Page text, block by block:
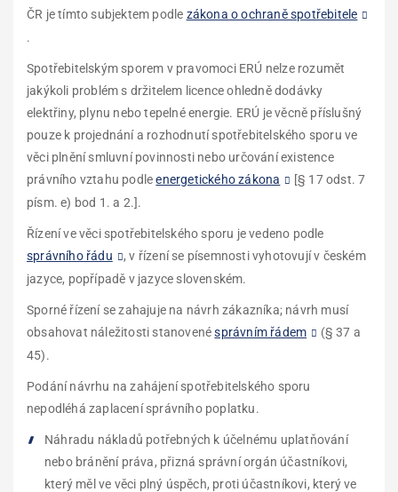
ČR je tímto subjektem podle zákona o ochraně spotřebitele
.
Spotřebitelským sporem v pravomoci ERÚ nelze rozumět
jakýkoli problém s držitelem licence ohledně dodávky
elektřiny, plynu nebo tepelné energie. ERÚ je věcně příslušný
pouze k projednání a rozhodnutí spotřebitelského sporu ve
věci plnění smluvní povinnosti nebo určování existence
právního vztahu podleenergetického zákona [§ 17 odst. 7
písm. e) bod 1. a 2.].
Řízení ve věci spotřebitelského sporu je vedeno podle
správního řádu
, v řízení se písemnosti vyhotovují v českém
jazyce, popřípadě v jazyce slovenském.
Sporné řízení se zahajuje na návrh zákazníka; návrh musí
obsahovat náležitosti stanovenésprávním řádem
(§ 37 a
45).
Podání návrhu na zahájení spotřebitelského sporu
nepodléhá zaplacení správního poplatku.
Náhradu nákladů potřebných k účelnému uplatňování
nebo bránění práva, přizná správní orgán účastníkovi,
který měl ve věci plný úspěch, proti účastníkovi, který ve